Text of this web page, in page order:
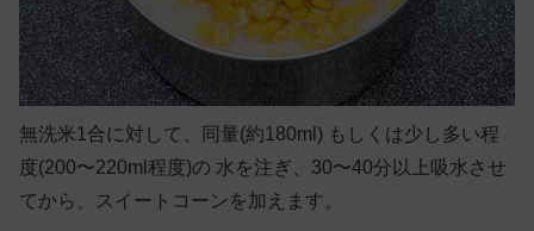
無洗米1合に対して、同量(約180ml) もしくは少し多い程
度(200〜220ml程度)の 水を注ぎ、30〜40分以上吸水させ
てから、スイートコーンを加えます。